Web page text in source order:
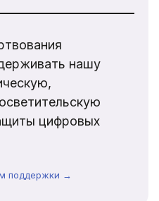
нашу
цифровых
поддержки →